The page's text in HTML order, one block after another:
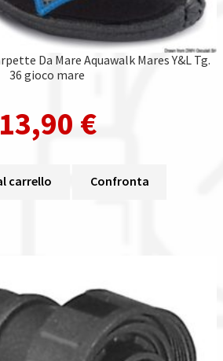
Da Mare Aquawalk Mares Y&L Tg.
36 gioco mare
13,90 €
carrello Confronta